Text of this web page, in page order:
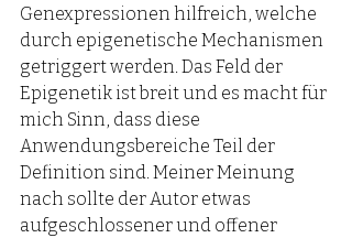
Genexpressionen hilfreich, welche
durch epigenetische Mechanismen
getriggert werden. Das Feld der
Epigenetik ist breit und es macht für
mich Sinn, dass diese
Anwendungsbereiche Teil der
Definition sind. Meiner Meinung
nach sollte der Autor etwas
aufgeschlossener und offener